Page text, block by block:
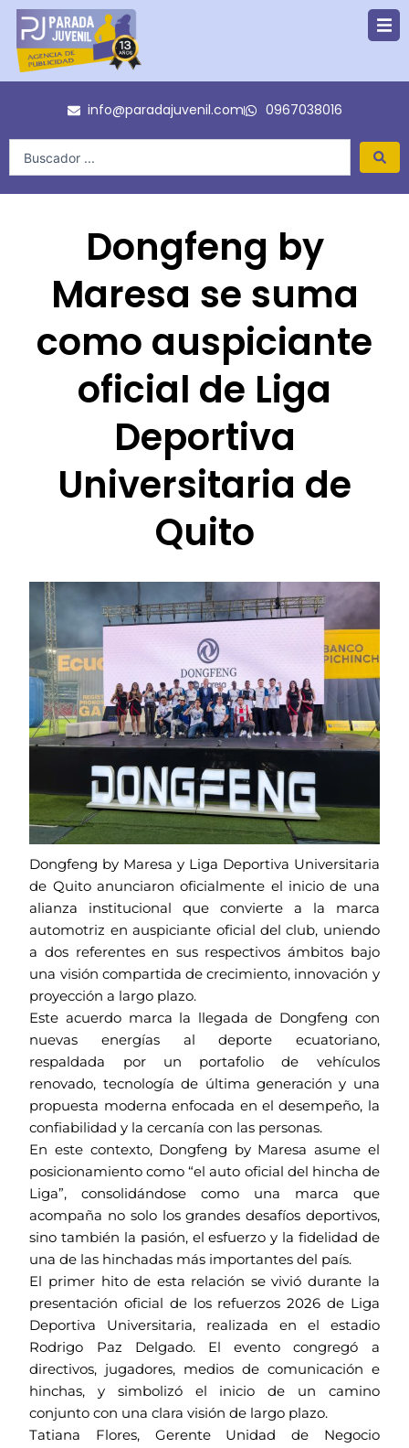
contenido
info@paradajuvenil.com 0967038016
Dongfeng by
Maresa se suma
como auspiciante
oficial de Liga
Deportiva
Universitaria de
Quito
Dongfeng by Maresa y Liga Deportiva Universitaria
de Quito anunciaron oficialmente el inicio de una
alianza institucional que convierte a la marca
automotriz en auspiciante oficial del club, uniendo
a dos referentes en sus respectivos ámbitos bajo
una visión compartida de crecimiento, innovación y
proyección a largo plazo.
Este acuerdo marca la llegada de Dongfeng con
nuevas energías al deporte ecuatoriano,
respaldada por un portafolio de vehículos
renovado, tecnología de última generación y una
propuesta moderna enfocada en el desempeño, la
confiabilidad y la cercanía con las personas.
En este contexto, Dongfeng by Maresa asume el
posicionamiento como “el auto oficial del hincha de
Liga”, consolidándose como una marca que
acompaña no solo los grandes desafíos deportivos,
sino también la pasión, el esfuerzo y la fidelidad de
una de las hinchadas más importantes del país.
El primer hito de esta relación se vivió durante la
presentación oficial de los refuerzos 2026 de Liga
Deportiva Universitaria, realizada en el estadio
Rodrigo Paz Delgado. El evento congregó a
directivos, jugadores, medios de comunicación e
hinchas, y simbolizó el inicio de un camino
conjunto con una clara visión de largo plazo.
Tatiana Flores, Gerente Unidad de Negocio